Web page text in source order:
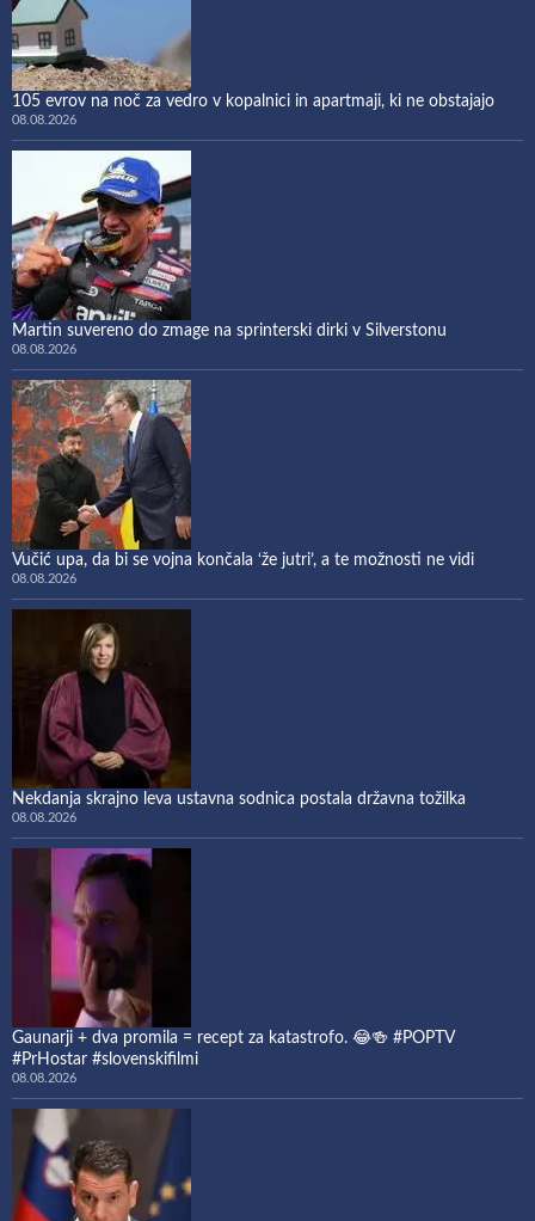
105 evrov na noč za vedro v kopalnici in apartmaji, ki ne obstajajo
08.08.2026
Martin suvereno do zmage na sprinterski dirki v Silverstonu
08.08.2026
Vučić upa, da bi se vojna končala ‘že jutri’, a te možnosti ne vidi
08.08.2026
Nekdanja skrajno leva ustavna sodnica postala državna tožilka
08.08.2026
Gaunarji + dva promila = recept za katastrofo. 😂🍻 #POPTV
#PrHostar #slovenskifilmi
08.08.2026